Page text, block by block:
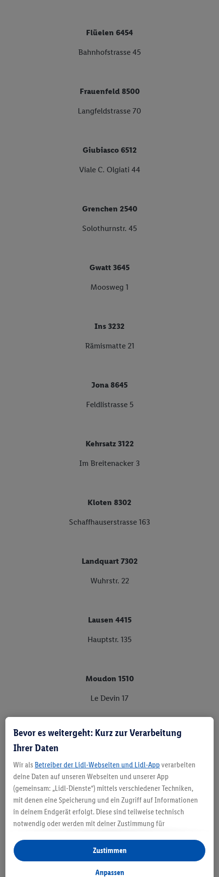
Flüelen 6454
Bahnhofstrasse 45
Frauenfeld 8500
Langfeldstrasse 70
Giubiasco 6512
Viale C. Olgiati 44
Grenchen 2540
Solothurnstr. 45
Gwatt 3645
Moosweg 1
Ins 3232
Rämismatte 21
Jona 8645
Feldlistrasse 5
Kehrsatz 3122
Im Breitenacker 3
Kloten 8302
Schaffhauserstrasse 163
Landquart 7302
Wuhrstr. 22
Lausen 4415
Hauptstr. 135
Moudon 1510
Le Devin 17
Muri 5630
Neftenbach 8413
Tössallmend 2a
Oberglatt 8154
Lägernstr. 4
Bevor es weitergeht: Kurz zur Verarbeitung
Ihrer Daten
Wir als Betreiber der Lidl-Webseiten und Lidl-App verarbeiten
deine Daten auf unseren Webseiten und unserer App
(gemeinsam: „Lidl-Dienste“) mittels verschiedener Techniken,
mit denen eine Speicherung und ein Zugriff auf Informationen
in deinem Endgerät erfolgt. Diese sind teilweise technisch
notwendig oder werden mit deiner Zustimmung für
personalisierte Werbung innerhalb und außerhalb der Lidl-
Dienste verwendet. Sofern du Teilnehmer des Lidl Plus-
Programms bist, werden für diese Zwecke auch Daten aus
Anpassen
Zustimmen